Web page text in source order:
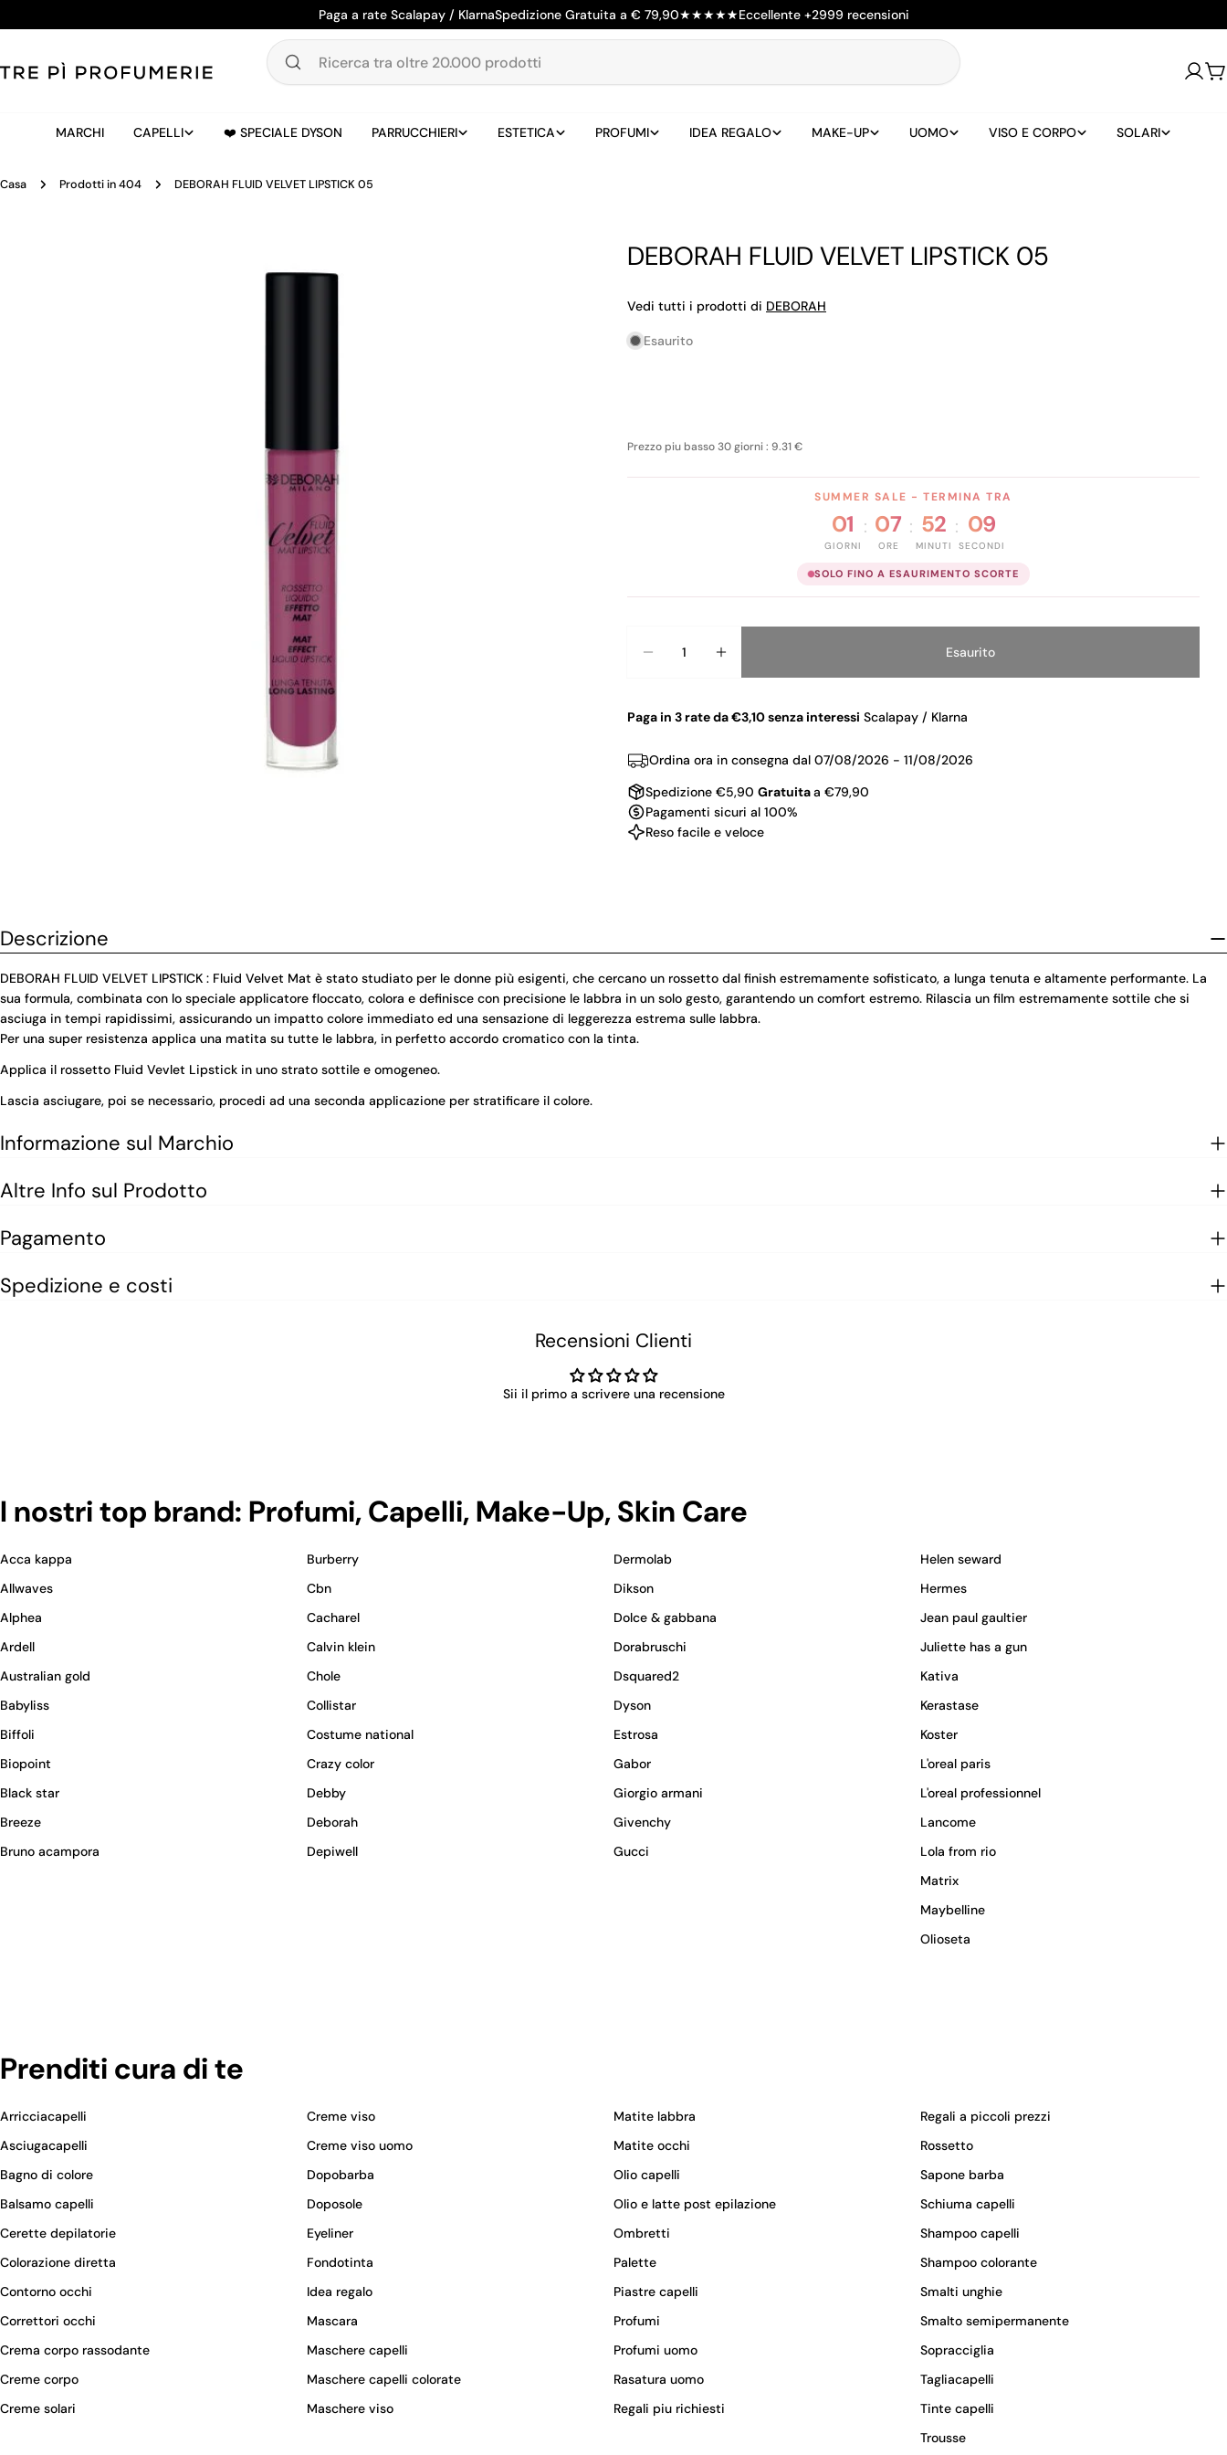
al
Paga a rate Scalapay / KlarnaSpedizione Gratuita a € 79,90★★★★★Eccellente +2999 recensioni
Ricerca
20.000
Login
MARCHI CAPELLI ❤️ SPECIALE DYSON PARRUCCHIERI ESTETICA PROFUMI IDEA REGALO MAKE-UP UOMO VISO E CORPO SOLARI
Casa Prodotti in 404 DEBORAH FLUID VELVET LIPSTICK 05
DEBORAH FLUID VELVET LIPSTICK 05
Vedi tutti i prodotti di DEBORAH
Esaurito
Prezzo piu basso 30 giorni : 9.31 €
SUMMER SALE - TERMINA TRA
01
GIORNI
: 07
ORE
: 52
MINUTI
: 08
SECONDI
SOLO FINO A ESAURIMENTO SCORTE
Esaurito
Paga in 3 rate da €3,10 senza interessi Scalapay / Klarna
Ordina ora in consegna dal 07/08/2026 - 11/08/2026
Spedizione €5,90 Gratuitaa €79,90
Pagamenti sicuri al 100%
Reso facile e veloce
Descrizione
DEBORAH FLUID VELVET LIPSTICK : Fluid Velvet Mat è stato studiato per le donne più esigenti, che cercano un rossetto dal finish estremamente sofisticato, a lunga tenuta e altamente performante. La
sua formula, combinata con lo speciale applicatore floccato, colora e definisce con precisione le labbra in un solo gesto, garantendo un comfort estremo. Rilascia un film estremamente sottile che si
asciuga in tempi rapidissimi, assicurando un impatto colore immediato ed una sensazione di leggerezza estrema sulle labbra.
Per una super resistenza applica una matita su tutte le labbra, in perfetto accordo cromatico con la tinta.
Applica il rossetto Fluid Vevlet Lipstick in uno strato sottile e omogeneo.
Lascia asciugare, poi se necessario, procedi ad una seconda applicazione per stratificare il colore.
Informazione sul Marchio
Altre Info sul Prodotto
Pagamento
Spedizione e costi
Recensioni Clienti
Sii il primo a scrivere una recensione
I nostri top brand: Profumi, Capelli, Make-Up, Skin Care
Acca kappa
Allwaves
Alphea
Ardell
Australian gold
Babyliss
Biffoli
Biopoint
Black star
Breeze
Bruno acampora
Burberry
Cbn
Cacharel
Calvin klein
Chole
Collistar
Costume national
Crazy color
Debby
Deborah
Depiwell
Dermolab
Dikson
Dolce & gabbana
Dorabruschi
Dsquared2
Dyson
Estrosa
Gabor
Giorgio armani
Givenchy
Gucci
Helen seward
Hermes
Jean paul gaultier
Juliette has a gun
Kativa
Kerastase
Koster
L'oreal paris
L'oreal professionnel
Lancome
Lola from rio
Matrix
Maybelline
Olioseta
Prenditi cura di te
Arricciacapelli
Asciugacapelli
Bagno di colore
Balsamo capelli
Cerette depilatorie
Colorazione diretta
Contorno occhi
Correttori occhi
Crema corpo rassodante
Creme corpo
Creme solari
Creme viso
Creme viso uomo
Dopobarba
Doposole
Eyeliner
Fondotinta
Idea regalo
Mascara
Maschere capelli
Maschere capelli colorate
Maschere viso
Matite labbra
Matite occhi
Olio capelli
Olio e latte post epilazione
Ombretti
Palette
Piastre capelli
Profumi
Profumi uomo
Rasatura uomo
Regali piu richiesti
Regali a piccoli prezzi
Rossetto
Sapone barba
Schiuma capelli
Shampoo capelli
Shampoo colorante
Smalti unghie
Smalto semipermanente
Sopracciglia
Tagliacapelli
Tinte capelli
Trousse